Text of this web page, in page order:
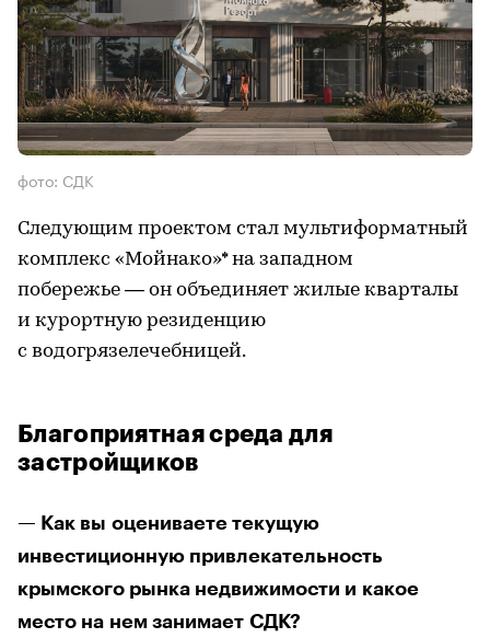
фото: СДК
Следующим проектом стал мультиформатный
комплекс «Мойнако»* на западном
побережье — он объединяет жилые кварталы
и курортную резиденцию
с водогрязелечебницей.
Благоприятная среда для
застройщиков
— Как вы оцениваете текущую
инвестиционную привлекательность
крымского рынка недвижимости и какое
место на нем занимает СДК?